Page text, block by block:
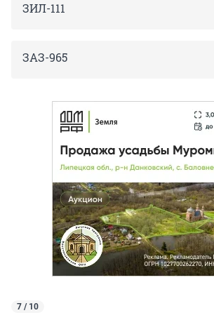
ЗИЛ-111
ЗАЗ-965
7 / 10